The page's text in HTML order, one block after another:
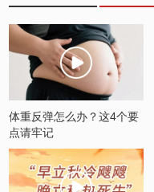
体重反弹怎么办？这4个要
点请牢记